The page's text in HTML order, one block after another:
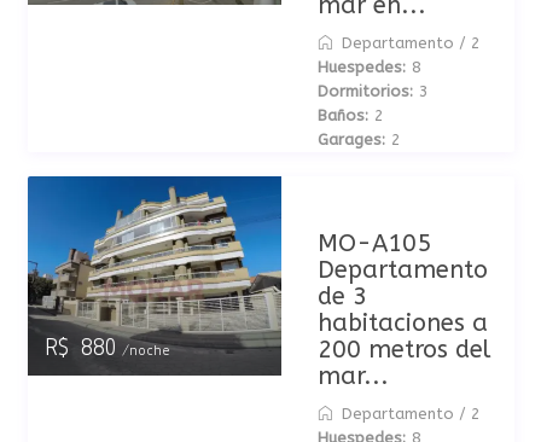
Departamento / 2
Huespedes: 8
Dormitorios: 3
Baños: 2
Garages: 2
R$ 880/noche
MO-A105
Departamento
de 3
habitaciones a
200 metros del
mar...
Departamento / 2
Huespedes: 8